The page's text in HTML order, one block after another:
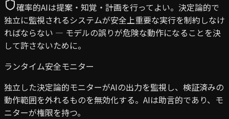
確率的AIは提案・知覚・計画を行ってよい。決定論的で
独立に監視されるシステムが安全上重要な実行を制約しなけ
ればならない — モデルの誤りが危険な動作になることを決
して許さないために。
ランタイム安全モニター
独立した決定論的モニターがAIの出力を監視し、検証済みの
動作範囲を外れるものを無効化する。AIは助言的であり、モ
ニターが権限を持つ。